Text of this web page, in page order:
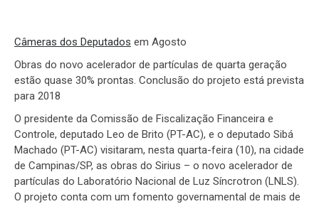
Câmeras dos Deputados em Agosto
Obras do novo acelerador de partículas de quarta geração
estão quase 30% prontas. Conclusão do projeto está prevista
para 2018
O presidente da Comissão de Fiscalização Financeira e
Controle, deputado Leo de Brito (PT-AC), e o deputado Sibá
Machado (PT-AC) visitaram, nesta quarta-feira (10), na cidade
de Campinas/SP, as obras do Sirius – o novo acelerador de
partículas do Laboratório Nacional de Luz Síncrotron (LNLS).
O projeto conta com um fomento governamental de mais de